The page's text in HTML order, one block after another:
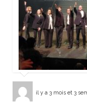
il y a 3 mois et 3